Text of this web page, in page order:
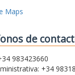
Maps
de
983423660
+34